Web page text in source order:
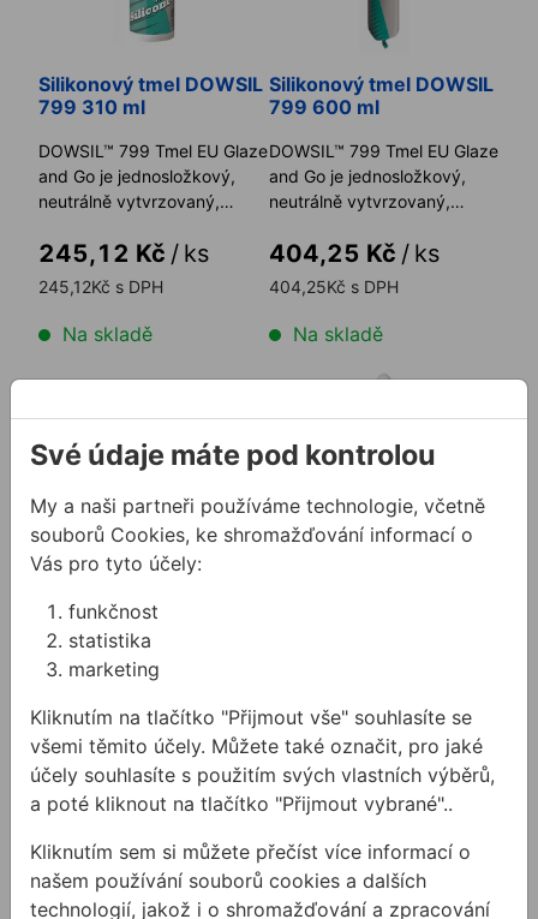
Silikonový tmel DOWSIL
799 310 ml
DOWSIL™ 799 Tmel EU Glaze
and Go je jednosložkový,
neutrálně vytvrzovaný,
245,12 Kč / ks
245,12Kč s DPH
Na skladě
Silikonový tmel DOWSIL
799 600 ml
DOWSIL™ 799 Tmel EU Glaze
and Go je jednosložkový,
neutrálně vytvrzovaný,
404,25 Kč / ks
404,25Kč s DPH
Na skladě
Okenní páska ISO-CONNECT VARIO SD COMPLETE
Okenní páska ISO-
CONNECT VARIO SD
COMPLETE
Vzduchotěsná polymer-
flísová těsnicí fólie s
variabilními difuzními odpory
a odolností vůči hnanému ...
od 73,74 Kč
73,74Kč s DPH
Na skladě
Vysoce-adhezní hybridní
Jednosložkové
hybridní lepidlo s vysokou
počáteční lepivostí
dodávané s V dýzou. Při
lepení na verti ...
321,59 Kč /ks
321,59Kč s DPH
Své údaje máte pod kontrolou
My a naši partneři používáme technologie, včetně
souborů Cookies, ke shromažďování informací o
Vás pro tyto účely:
funkčnost
statistika
marketing
Kliknutím na tlačítko "Přijmout vše" souhlasíte se
všemi těmito účely. Můžete také označit, pro jaké
účely souhlasíte s použitím svých vlastních výběrů,
a poté kliknout na tlačítko "Přijmout vybrané"..
Kliknutím sem si můžete přečíst více informací o
našem používání souborů cookies a dalších
technologií, jakož i o shromažďování a zpracování